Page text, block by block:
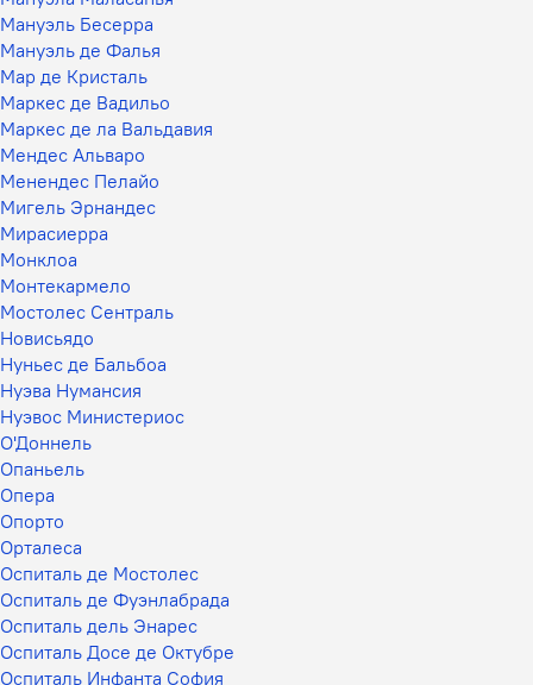
Мануэль Бесерра
Мануэль де Фалья
Мар де Кристаль
Маркес де Вадильо
Маркес де ла Вальдавия
Мендес Альваро
Менендес Пелайо
Мигель Эрнандес
Мирасиерра
Монклоа
Монтекармело
Мостолес Сентраль
Новисьядо
Нуньес де Бальбоа
Нуэва Нумансия
Нуэвос Министериос
О'Доннель
Опаньель
Опера
Опорто
Орталеса
Оспиталь де Мостолес
Оспиталь де Фуэнлабрада
Оспиталь дель Энарес
Оспиталь Досе де Октубре
Оспиталь Инфанта София